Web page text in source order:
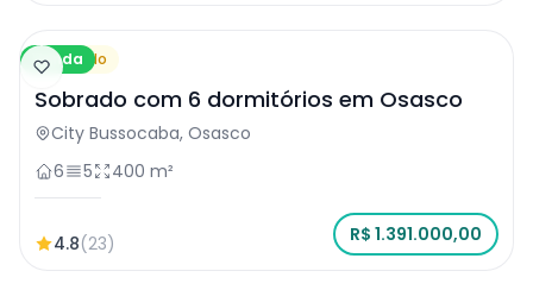
Venda
Sobrado
Sobrado com 6 dormitórios em Osasco
City Bussocaba, Osasco
6
5 400 m²
4.8(23) R$ 1.391.000,00